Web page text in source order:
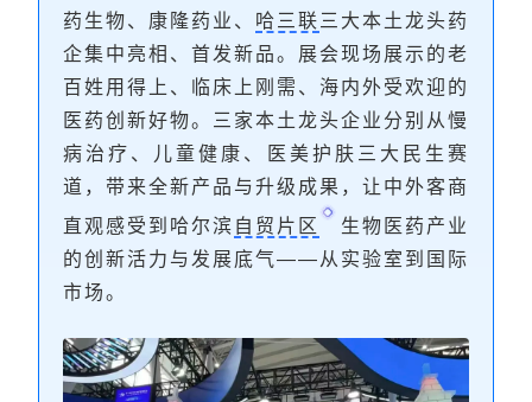
药生物、康隆药业、 哈三联 三大本土龙头药
企集中亮相、首发新品。展会现场展示的老
百姓用得上、临床上刚需、海内外受欢迎的
医药创新好物。三家本土龙头企业分别从慢
病治疗、儿童健康、医美护肤三大民生赛
道，带来全新产品与升级成果，让中外客商
直观感受到哈尔滨 自贸片区
生物医药产业
的创新活力与发展底气——从实验室到国际
市场。